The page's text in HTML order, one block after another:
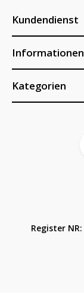
Kundendienst
Informationen
Kategorien
Register NR: